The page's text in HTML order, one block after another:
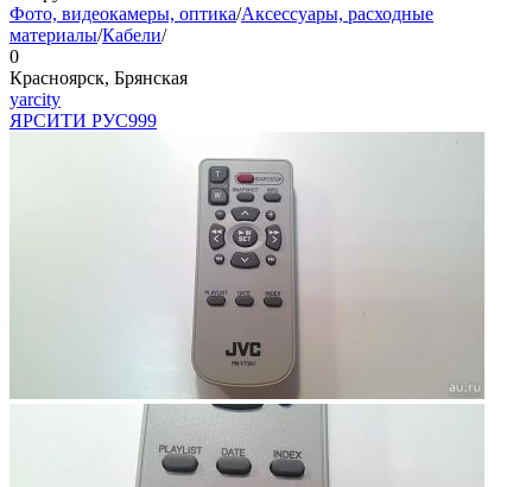
Фото, видеокамеры, оптика/Аксессуары, расходные
материалы/Кабели/
0
Красноярск, Брянская
yarcity
ЯРСИТИ РУС999